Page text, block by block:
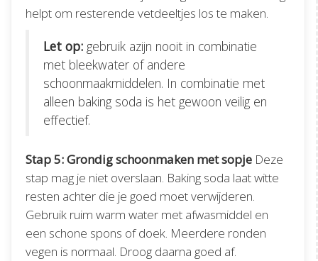
helpt om resterende vetdeeltjes los te maken.
Let op: gebruik azijn nooit in combinatie
met bleekwater of andere
schoonmaakmiddelen. In combinatie met
alleen baking soda is het gewoon veilig en
effectief.
Stap 5: Grondig schoonmaken met sopje Deze
stap mag je niet overslaan. Baking soda laat witte
resten achter die je goed moet verwijderen.
Gebruik ruim warm water met afwasmiddel en
een schone spons of doek. Meerdere ronden
vegen is normaal. Droog daarna goed af.